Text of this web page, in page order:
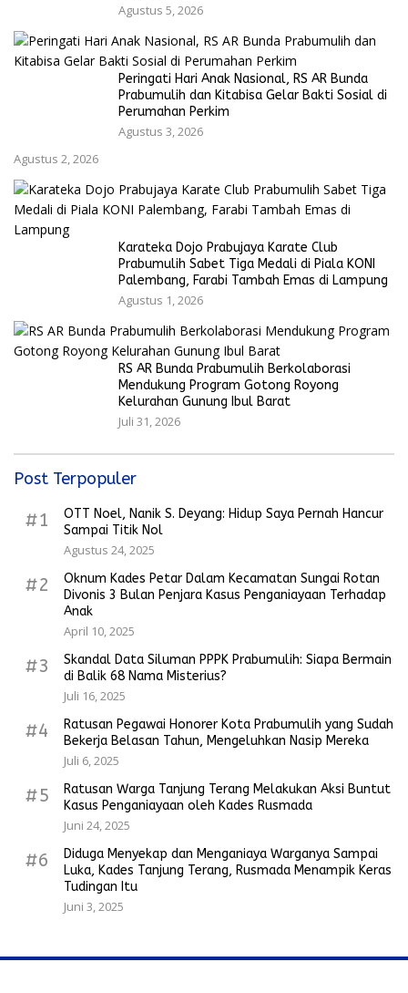
Agustus 5, 2026
Peringati Hari Anak Nasional, RS AR Bunda
Prabumulih dan Kitabisa Gelar Bakti Sosial di
Perumahan Perkim
Agustus 3, 2026
Agustus 2, 2026
Karateka Dojo Prabujaya Karate Club
Prabumulih Sabet Tiga Medali di Piala KONI
Palembang, Farabi Tambah Emas di Lampung
Agustus 1, 2026
RS AR Bunda Prabumulih Berkolaborasi
Mendukung Program Gotong Royong
Kelurahan Gunung Ibul Barat
Juli 31, 2026
Post Terpopuler
#1
OTT Noel, Nanik S. Deyang: Hidup Saya Pernah Hancur
Sampai Titik Nol
Agustus 24, 2025
#2
Oknum Kades Petar Dalam Kecamatan Sungai Rotan
Divonis 3 Bulan Penjara Kasus Penganiayaan Terhadap
Anak
April 10, 2025
#3
Skandal Data Siluman PPPK Prabumulih: Siapa Bermain
di Balik 68 Nama Misterius?
Juli 16, 2025
#4
Ratusan Pegawai Honorer Kota Prabumulih yang Sudah
Bekerja Belasan Tahun, Mengeluhkan Nasip Mereka
Juli 6, 2025
#5
Ratusan Warga Tanjung Terang Melakukan Aksi Buntut
Kasus Penganiayaan oleh Kades Rusmada
Juni 24, 2025
#6
Diduga Menyekap dan Menganiaya Warganya Sampai
Luka, Kades Tanjung Terang, Rusmada Menampik Keras
Tudingan Itu
Juni 3, 2025